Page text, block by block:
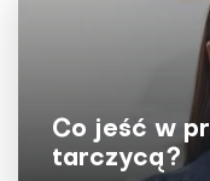
Dieta dla
Nie bez kozery
królową. Organ ten
Co jeść w
tarczycą?